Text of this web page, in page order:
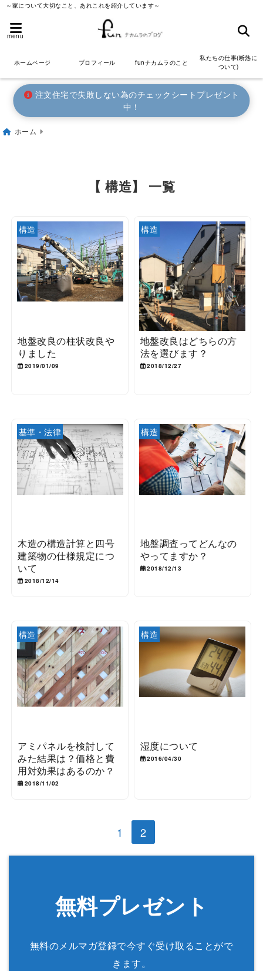
～家について大切なこと、あれこれを紹介しています～
menu
ホームページ プロフィール funナカムラのこと
私たちの仕事(断熱に
ついて)
注文住宅で失敗しない為のチェックシートプレゼント
中！
ホーム
【 構造】 一覧
構造
地盤改良の柱状改良や
りました
2019/01/09
構造
地盤改良はどちらの方
法を選びます？
2018/12/27
基準・法律
木造の構造計算と四号
建築物の仕様規定につ
いて
2018/12/14
構造
地盤調査ってどんなの
やってますか？
2018/12/13
構造
アミパネルを検討して
みた結果は？価格と費
用対効果はあるのか？
2018/11/02
構造
湿度について
2016/04/30
1 2
無料プレゼント
無料のメルマガ登録で今すぐ受け取ることがで
きます。